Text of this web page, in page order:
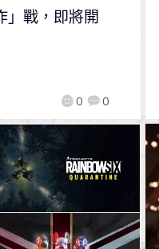
0 0
」戰，即將開